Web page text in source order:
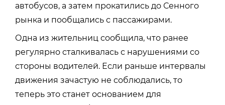
автобусов, а затем прокатились до Сенного
рынка и пообщались с пассажирами.
Одна из жительниц сообщила, что ранее
регулярно сталкивалась с нарушениями со
стороны водителей. Если раньше интервалы
движения зачастую не соблюдались, то
теперь это станет основанием для